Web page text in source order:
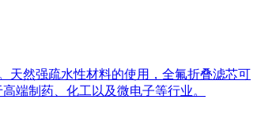
天然强疏水性材料的使用，全氟折叠滤芯可
端制药、化工以及微电子等行业。